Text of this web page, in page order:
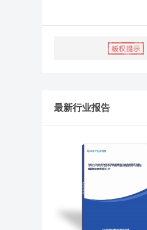
最新行业报告